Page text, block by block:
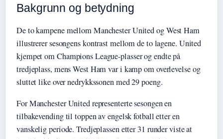
Bakgrunn og betydning
De to kampene mellom Manchester United og West Ham
illustrerer sesongens kontrast mellom de to lagene. United
kjempet om Champions League-plasser og endte på
tredjeplass, mens West Ham var i kamp om overlevelse og
sluttet like over nedrykkssonen med 29 poeng.
For Manchester United representerte sesongen en
tilbakevending til toppen av engelsk fotball etter en
vanskelig periode. Tredjeplassen etter 31 runder viste at